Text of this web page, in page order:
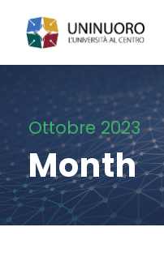
Ottobre 2023
Month